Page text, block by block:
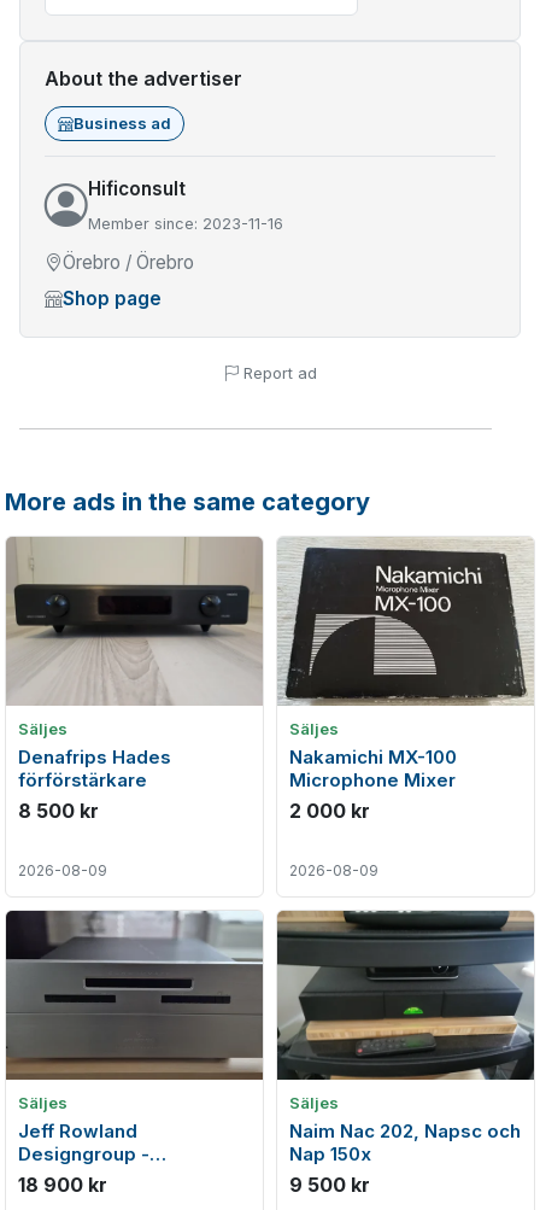
About the advertiser
Business ad
Hificonsult
Member since: 2023-11-16
Örebro / Örebro
Shop page
Report ad
More ads in the same category
Säljes
Denafrips Hades
förförstärkare
8 500 kr
2026-08-09
Säljes
Nakamichi MX-100
Microphone Mixer
2 000 kr
2026-08-09
Säljes
Jeff Rowland
Designgroup -
Consummate balanserat
high-end försteg
18 900 kr
Säljes
Naim Nac 202, Napsc och
Nap 150x
9 500 kr